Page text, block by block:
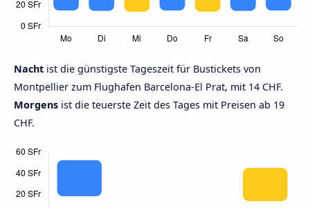
Nacht ist die günstigste Tageszeit für Bustickets von
Montpellier zum Flughafen Barcelona-El Prat, mit 14 CHF.
Morgens ist die teuerste Zeit des Tages mit Preisen ab 19
CHF.